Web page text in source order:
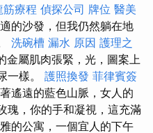
筋療程 偵探公司 牌位 醫美
的沙發，但我仍然躺在地
洗碗槽 漏水 原因 護理之
金屬肌肉張緊，光，圖案上
一樣。 護照換發 菲律賓簽
遙遠的藍色山脈，女人的
瑰，你的手和凝視，這充滿
的公寓，一個宜人的下午